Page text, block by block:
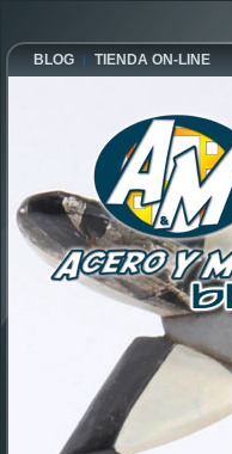
BLOG TIENDA ON-LINE